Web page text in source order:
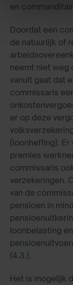
en
Doordat een
de natuurlijk of
neemt niet weg
vanuit gaat dat
commissaris
er op deze
(loonheffing). Er
premies
commissaris
verzekeringen.
van de
pensioen in
loonbelasting
(4.3.).
Het is mogelijk